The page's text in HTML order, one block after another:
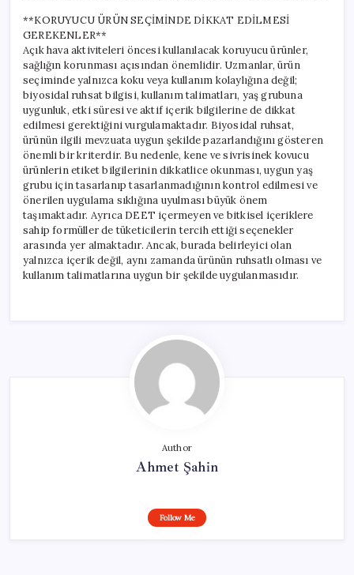
**KORUYUCU ÜRÜN SEÇİMİNDE DİKKAT EDİLMESİ
GEREKENLER**
Açık hava aktiviteleri öncesi kullanılacak koruyucu ürünler,
sağlığın korunması açısından önemlidir. Uzmanlar, ürün
seçiminde yalnızca koku veya kullanım kolaylığına değil;
biyosidal ruhsat bilgisi, kullanım talimatları, yaş grubuna
uygunluk, etki süresi ve aktif içerik bilgilerine de dikkat
edilmesi gerektiğini vurgulamaktadır. Biyosidal ruhsat,
ürünün ilgili mevzuata uygun şekilde pazarlandığını gösteren
önemli bir kriterdir. Bu nedenle, kene ve sivrisinek kovucu
ürünlerin etiket bilgilerinin dikkatlice okunması, uygun yaş
grubu için tasarlanıp tasarlanmadığının kontrol edilmesi ve
önerilen uygulama sıklığına uyulması büyük önem
taşımaktadır. Ayrıca DEET içermeyen ve bitkisel içeriklere
sahip formüller de tüketicilerin tercih ettiği seçenekler
arasında yer almaktadır. Ancak, burada belirleyici olan
yalnızca içerik değil, aynı zamanda ürünün ruhsatlı olması ve
kullanım talimatlarına uygun bir şekilde uygulanmasıdır.
Author
Ahmet Şahin
Follow Me